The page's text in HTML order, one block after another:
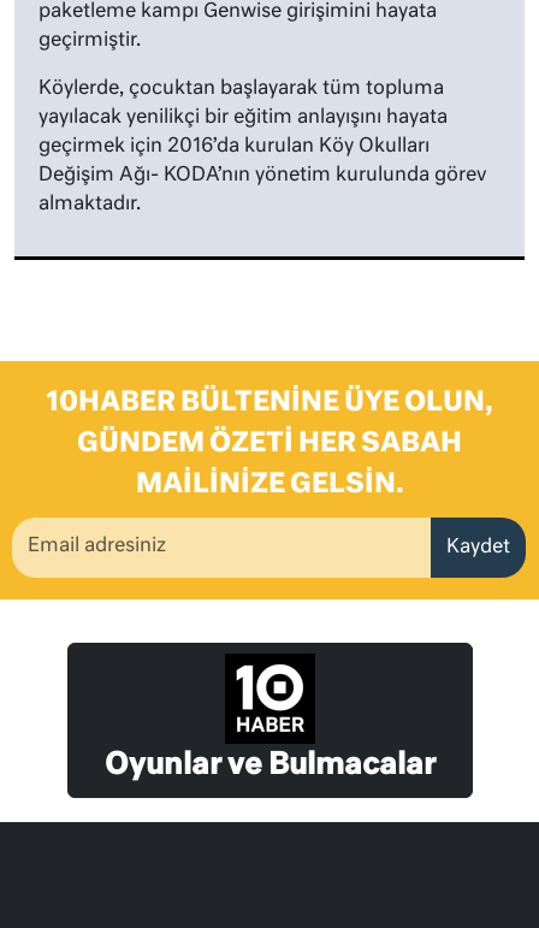
paketleme kampı Genwise girişimini hayata
geçirmiştir.
Köylerde, çocuktan başlayarak tüm topluma
yayılacak yenilikçi bir eğitim anlayışını hayata
geçirmek için 2016’da kurulan Köy Okulları
Değişim Ağı- KODA’nın yönetim kurulunda görev
almaktadır.
10HABER BÜLTENINE ÜYE OLUN,
GÜNDEM ÖZETI HER SABAH
MAILINIZE GELSIN.
Kaydet
Oyunlar ve Bulmacalar